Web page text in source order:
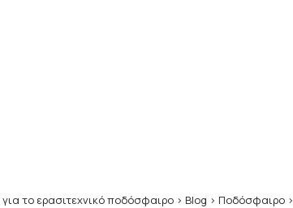
το ερασιτεχνικό ποδόσφαιρο > Blog > Ποδόσφαιρο >